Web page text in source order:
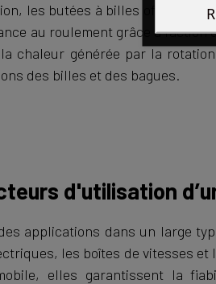
les butées à billes offrent
au roulement grâce à
chaleur générée par la
des billes et des bagues.
d'utilisation
applications dans un large
les boîtes de vitesses
elles garantissent la